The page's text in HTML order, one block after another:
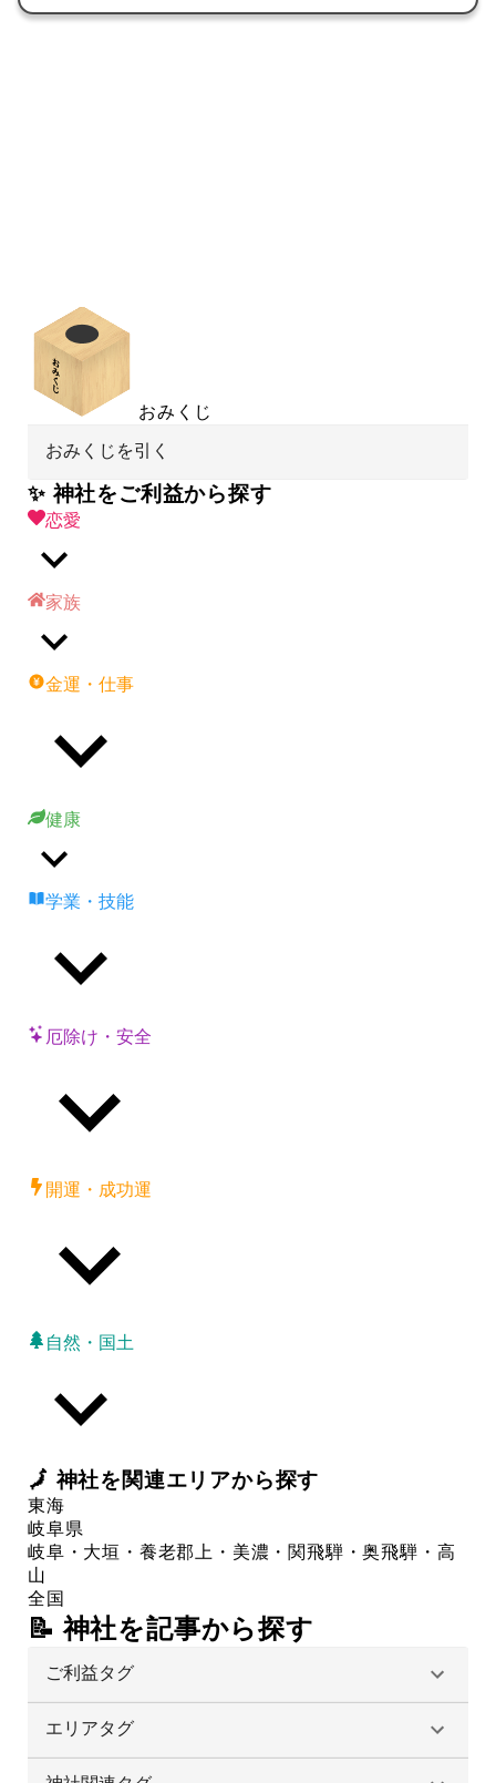
おみくじ
おみくじを引く
✨ 神社をご利益から探す
恋愛
家族
金運・仕事
健康
学業・技能
厄除け・安全
開運・成功運
自然・国土
🗾神社を関連エリアから探す
東海
岐阜県
岐阜・大垣・養老郡上・美濃・関飛騨・奥飛騨・高
山
全国
📝 神社を記事から探す
ご利益タグ
エリアタグ